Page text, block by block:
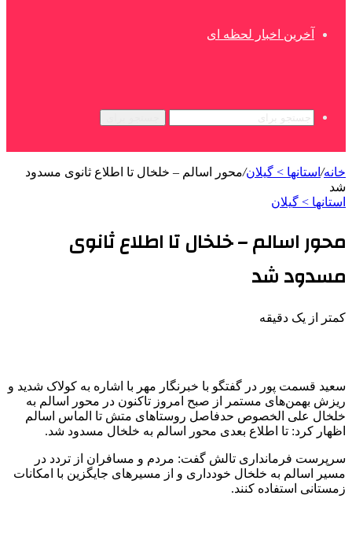
آخرین اخبار لحظه ای
خانه/ استانها > گیلان/محور اسالم – خلخال تا اطلاع ثانوی مسدود
شد
استانها > گیلان
محور اسالم – خلخال تا اطلاع ثانوی
مسدود شد
کمتر از یک دقیقه
سعید قسمت پور در گفتگو با خبرنگار مهر با اشاره به کولاک شدید و
ریزش بهمن‌های مستمر از صبح امروز تاکنون در محور
اسالم به
خلخال علی الخصوص حدفاصل روستاهای متش تا الماس اسالم
اظهار کرد: تا اطلاع بعدی محور
اسالم به خلخال مسدود شد.
سرپرست فرمانداری تالش گفت: مردم و مسافران از تردد در
مسیر
اسالم به خلخال خودداری و از مسیرهای جایگزین با امکانات
زمستانی استفاده کنند.